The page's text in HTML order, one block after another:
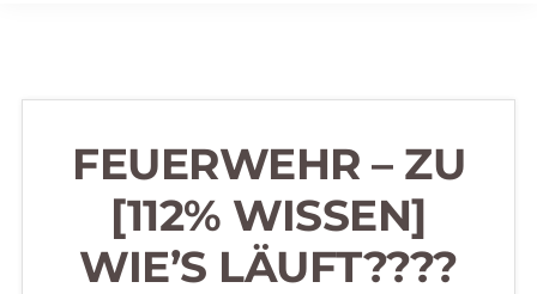
FEUERWEHR – ZU
[112% WISSEN]
WIE’S LÄUFT?‍??‍?